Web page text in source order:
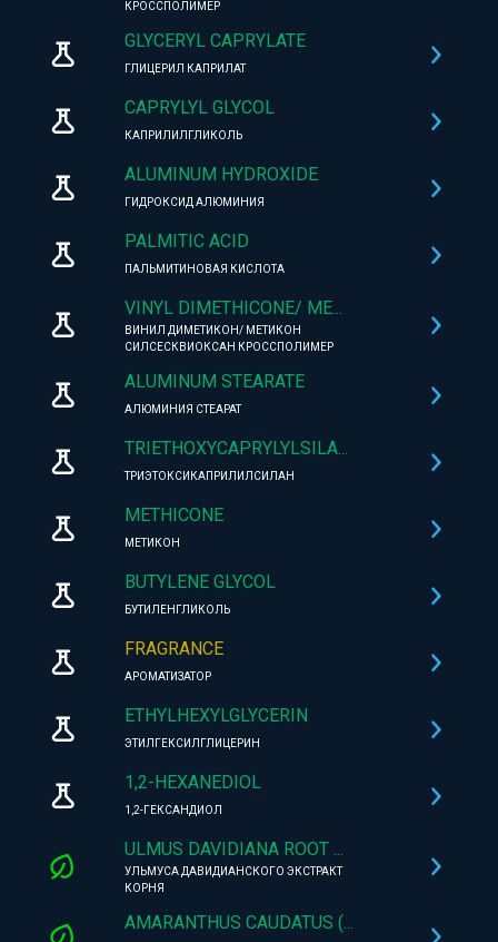
КРОССПОЛИМЕР
GLYCERYL CAPRYLATE
ГЛИЦЕРИЛ КАПРИЛАТ
CAPRYLYL GLYCOL
КАПРИЛИЛГЛИКОЛЬ
ALUMINUM HYDROXIDE
ГИДРОКСИД АЛЮМИНИЯ
PALMITIC ACID
ПАЛЬМИТИНОВАЯ КИСЛОТА
VINYL DIMETHICONE/ ME...
ВИНИЛ ДИМЕТИКОН/ МЕТИКОН
СИЛСЕСКВИОКСАН КРОССПОЛИМЕР
ALUMINUM STEARATE
АЛЮМИНИЯ СТЕАРАТ
TRIETHOXYCAPRYLYLSILA...
ТРИЭТОКСИКАПРИЛИЛСИЛАН
METHICONE
МЕТИКОН
BUTYLENE GLYCOL
БУТИЛЕНГЛИКОЛЬ
FRAGRANCE
АРОМАТИЗАТОР
ETHYLHEXYLGLYCERIN
ЭТИЛГЕКСИЛГЛИЦЕРИН
1,2-HEXANEDIOL
1,2-ГЕКСАНДИОЛ
ULMUS DAVIDIANA ROOT ...
УЛЬМУСА ДАВИДИАНСКОГО ЭКСТРАКТ
КОРНЯ
AMARANTHUS CAUDATUS (...